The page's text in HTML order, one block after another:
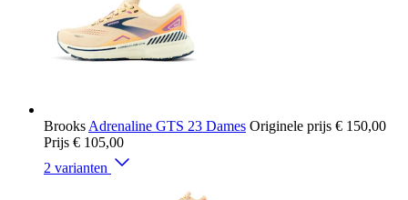
Brooks Adrenaline GTS 23 Dames Originele prijs € 150,00
Prijs € 105,00
2 varianten